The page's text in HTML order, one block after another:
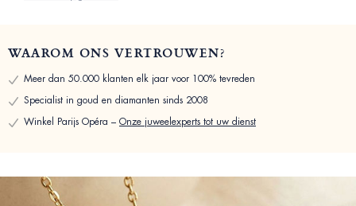
WAAROM ONS VERTROUWEN?
Meer dan 50.000 klanten elk jaar voor 100% tevreden
Specialist in goud en diamanten sinds 2008
Winkel Parijs Opéra – Onze juweelexperts tot uw dienst